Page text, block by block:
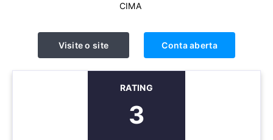
CIMA
Visite o site Conta aberta
RATING
3